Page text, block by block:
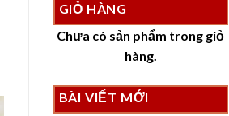
GIỎ HÀNG
Chưa có sản phẩm trong giỏ
hàng.
BÀI VIẾT MỚI